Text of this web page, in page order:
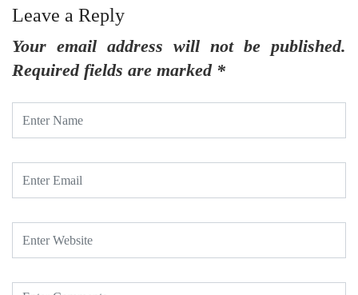
Leave a Reply
Your email address will not be published.
Required fields are marked *